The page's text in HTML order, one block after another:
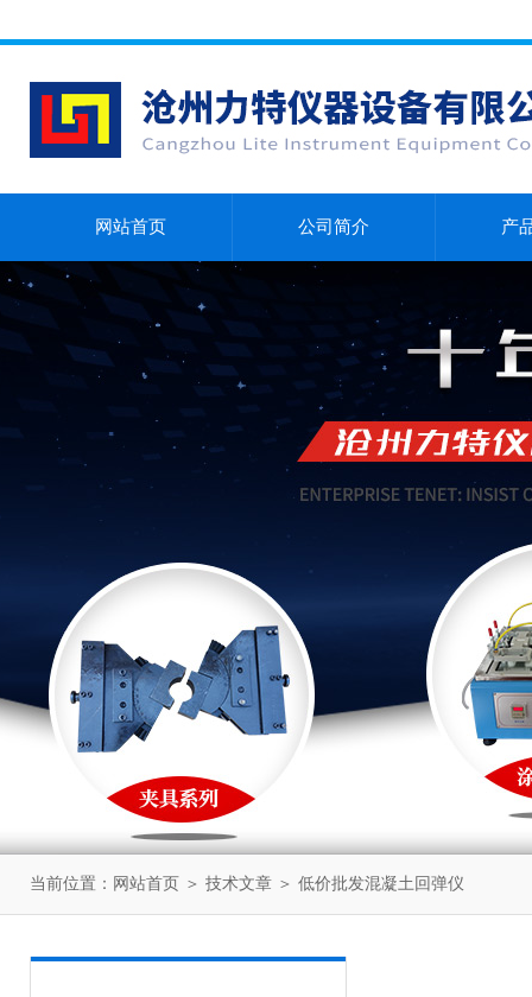
网站首页 公司简介 产
当前位置： 网站首页 ＞ 技术文章 ＞ 低价批发混凝土回弹仪